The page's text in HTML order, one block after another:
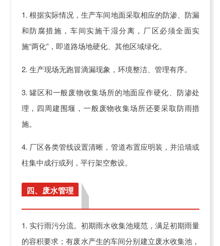
1. 根据实际情况，生产车间地面采取相应的防渗、防漏
和防腐措施，车间实施干湿分离，厂区必须全面实
施“两化”，即道路场地硬化、其他区域绿化。
2. 生产现场无跑冒滴漏现象，环境整洁、管理有序。
3. 罐区和一般废物收集场所的地面应作硬化、防渗处
理，四周建围堰，一般废物收集场所还要采取防雨措
施。
4. 厂区各类管线设置清晰，管道布置应明装，并沿墙或
柱集中成行或列，平行架空敷设。
四、废水管理
1. 实行雨污分流。初期雨水收集池规范，满足初期雨量
的容积要求；有废水产生的车间分别建立废水收集池，